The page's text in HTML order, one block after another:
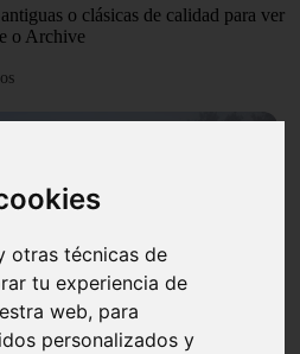
otras técnicas de
tu experiencia de
web, para
personalizados y
o clásicas de calidad para ver
o Archive